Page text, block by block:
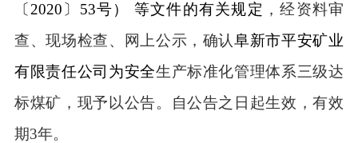
〔 2020〕53号） 等文件的有关规定 ，经资料审
查、现场检查、网上公示，确认阜新市平安矿业
有限责任公司 为安全生产标准化管理体系三级达
标煤矿，现予以公告。自公告之日起生效，有效
期3年。